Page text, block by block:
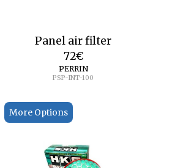
Panel air filter
72€
PERRIN
PSP-INT-100
More Options